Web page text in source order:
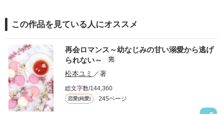
この作品を見ている人にオススメ
再会ロマンス～幼なじみの甘い溺愛から逃げ
られない～
完
松本ユミ ／著
総文字数/144,360
恋愛(純愛) 245ページ